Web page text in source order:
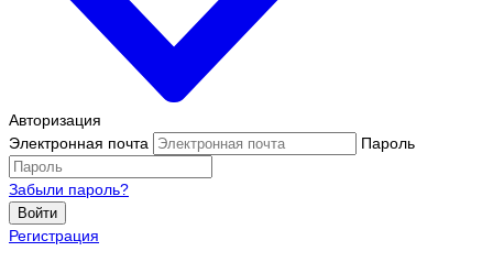
Авторизация
Электронная почта
Пароль
Забыли пароль?
Войти
Регистрация